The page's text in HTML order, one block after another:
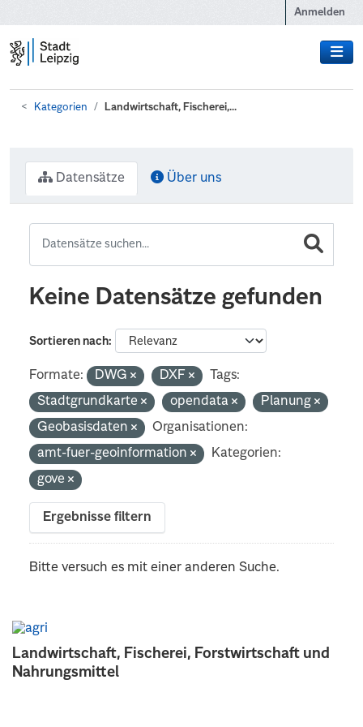
Anmelden
Kategorien Landwirtschaft, Fischerei,...
Landwirtschaft, Fischerei, Forstwirtschaft und
Nahrungsmittel
Datensätze Über uns
Keine Datensätze gefunden
Sortieren nach
Formate: DWG DXF
Tags:
Stadtgrundkarte
opendata
Planung
Geobasisdaten
Organisationen:
amt-fuer-geoinformation
Kategorien:
gove
Ergebnisse filtern
Bitte versuch es mit einer anderen Suche.